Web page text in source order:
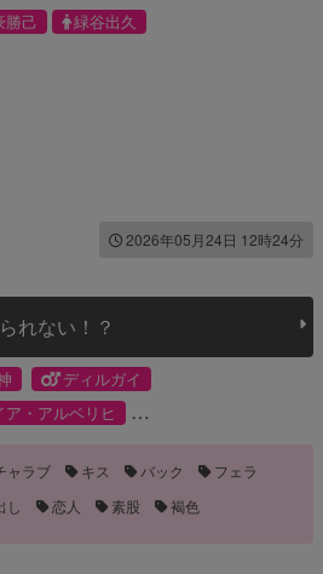
勝己
緑谷出久
2026年05月24日 12時24分
れない！？
ディルガイ
ア・アルベリヒ
ャラブ キス バック
フェラ
し
恋人 素股 褐色